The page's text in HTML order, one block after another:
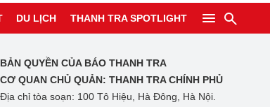
DU LỊCH THANH TRA SPOTLIGHT
BẢN QUYỀN CỦA BÁO THANH TRA
CƠ QUAN CHỦ QUẢN: THANH TRA CHÍNH PHỦ
Địa chỉ tòa soạn: 100 Tô Hiệu, Hà Đông, Hà Nội.